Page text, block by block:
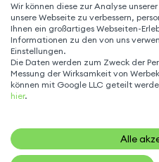
Wir können diese zur Analyse
unsere Webseite zu verbessern,
Ihnen ein großartiges Webseiten-
Informationen zu den von uns
Einstellungen.
Die Daten werden zum Zweck der
Messung der Wirksamkeit von
können mit Google LLC geteilt
hier.
Alle